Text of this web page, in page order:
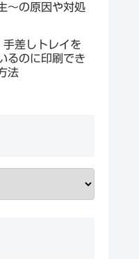
～の原因や対処
手差しトレイを
るのに印刷でき
法